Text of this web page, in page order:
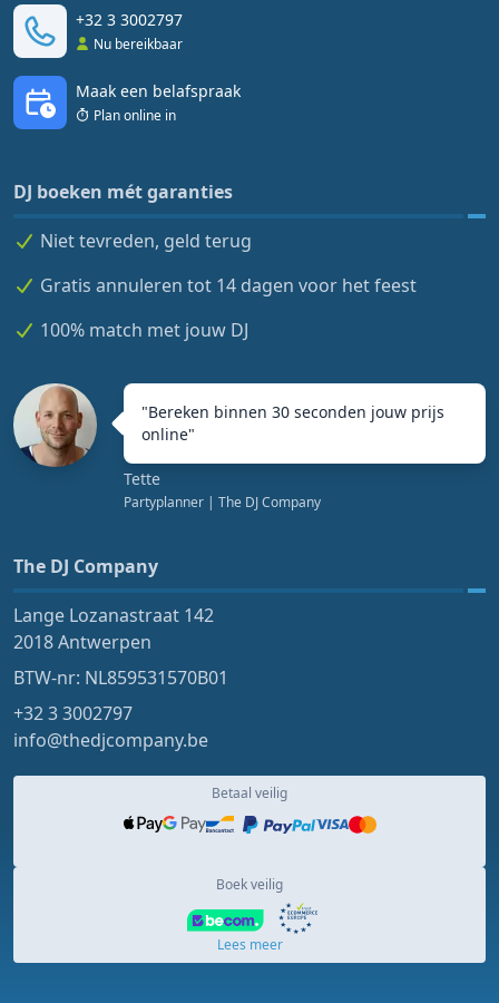
+32 3 3002797
Nu bereikbaar
Maak een belafspraak
Plan online in
DJ boeken mét garanties
Niet tevreden, geld terug
Gratis annuleren tot 14 dagen voor het feest
100% match met jouw DJ
"Bereken binnen 30 seconden jouw prijs
online"
Tette
Partyplanner | The DJ Company
The DJ Company
Lange Lozanastraat 142
2018 Antwerpen
BTW-nr: NL859531570B01
+32 3 3002797
info@thedjcompany.be
Betaal veilig
Boek veilig
Lees meer